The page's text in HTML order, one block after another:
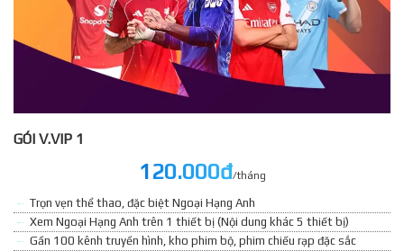
GÓI V.VIP 1
120.000đ/tháng
Trọn vẹn thể thao, đặc biệt Ngoại Hạng Anh
Xem Ngoại Hạng Anh trên 1 thiết bị (Nội dung khác 5 thiết bị)
Gần 100 kênh truyền hình, kho phim bộ, phim chiếu rạp đặc sắc